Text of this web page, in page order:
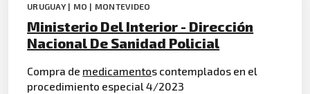
URUGUAY | MO | MONTEVIDEO
Ministerio Del Interior - Dirección
Nacional De Sanidad Policial
Compra de medicamentos contemplados en el
procedimiento especial 4/2023